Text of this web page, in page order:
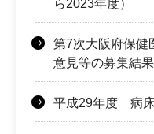
ら2023年度）
第7次大阪府保健
意見等の募集結
平成29年度 病